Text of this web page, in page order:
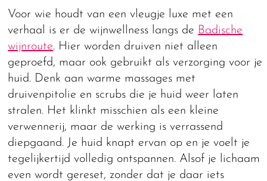
Voor wie houdt van een vleugje luxe met een
verhaal is er de wijnwellness langs de Badische
wijnroute. Hier worden druiven niet alleen
geproefd, maar ook gebruikt als verzorging voor je
huid. Denk aan warme massages met
druivenpitolie en scrubs die je huid weer laten
stralen. Het klinkt misschien als een kleine
verwennerij, maar de werking is verrassend
diepgaand. Je huid knapt ervan op en je voelt je
tegelijkertijd volledig ontspannen. Alsof je lichaam
even wordt gereset, zonder dat je daar iets